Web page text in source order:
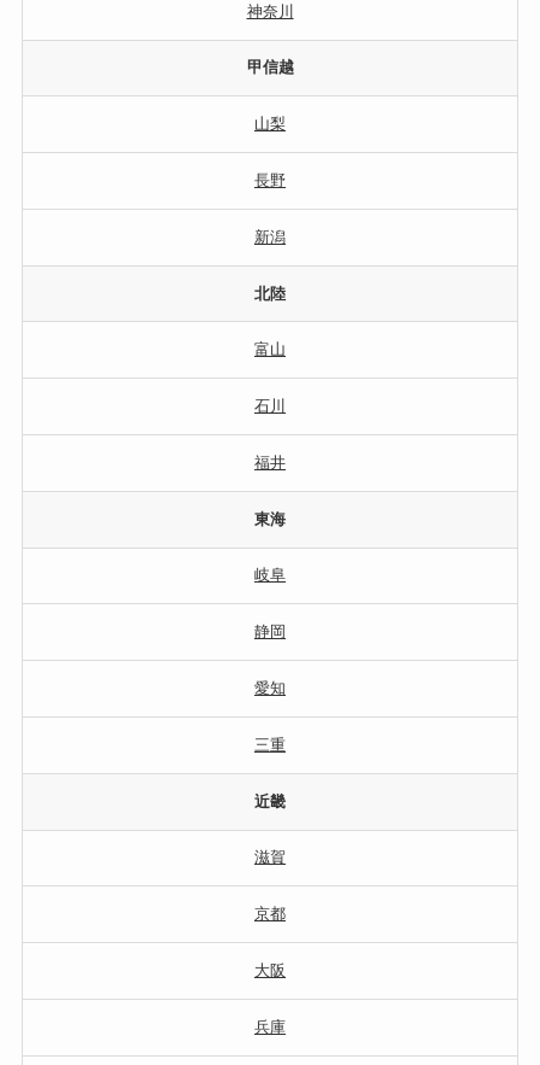
神奈川
甲信越
山梨
長野
新潟
北陸
富山
石川
福井
東海
岐阜
静岡
愛知
三重
近畿
滋賀
京都
大阪
兵庫